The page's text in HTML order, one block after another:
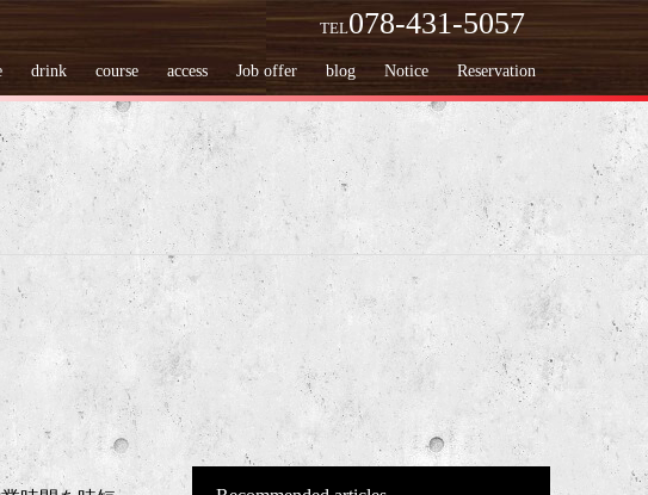
TEL078-431-5057
drink course access Job offer blog Notice Reservation